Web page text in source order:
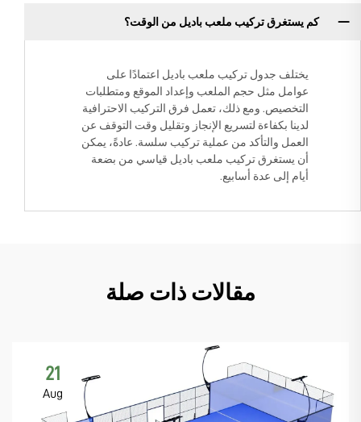
كم يستغرق تركيب ملعب باديل من الوقت؟
يختلف جدول تركيب ملعب باديل اعتمادًا على
عوامل مثل حجم الملعب وإعداد الموقع ومتطلبات
التخصيص. ومع ذلك، تعمل فرق التركيب الاحترافية
لدينا بكفاءة لتسريع الإنجاز وتقليل وقت التوقف عن
العمل والتأكد من عملية تركيب سلسة. عادةً، يمكن
أن يستغرق تركيب ملعب باديل قياسي من بضعة
أيام إلى عدة أسابيع.
مقالات ذات صلة
21
Aug